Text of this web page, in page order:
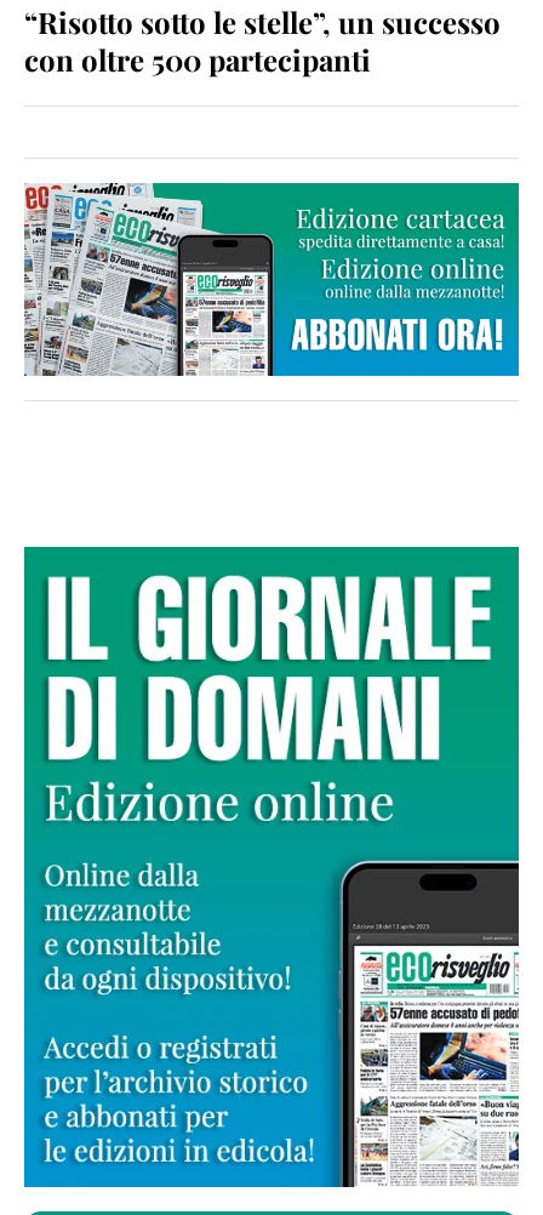
“Risotto sotto le stelle”, un successo
con oltre 500 partecipanti